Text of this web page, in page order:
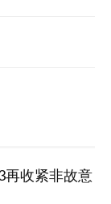
再收紧非故意